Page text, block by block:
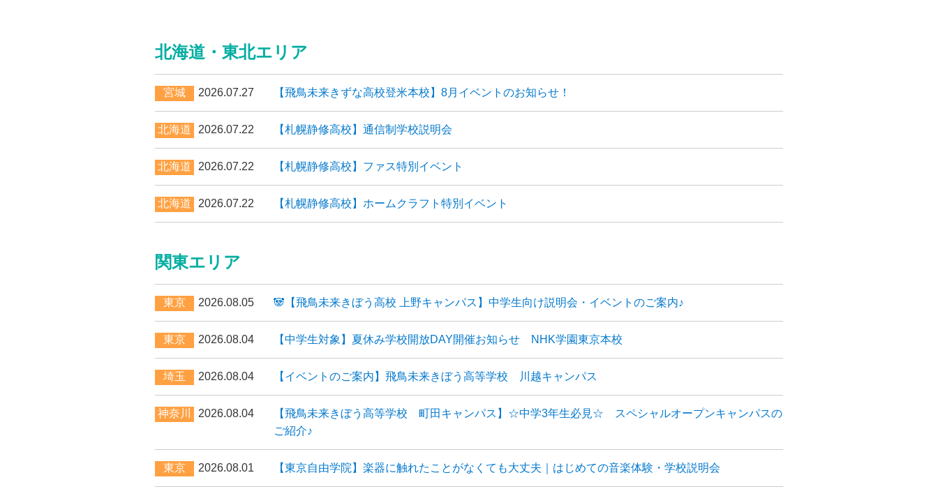
北海道・東北エリア
宮城 2026.07.27 【飛鳥未来きずな高校登米本校】8月イベントのお知らせ！
北海道 2026.07.22 【札幌静修高校】通信制学校説明会
北海道 2026.07.22 【札幌静修高校】ファス特別イベント
北海道 2026.07.22 【札幌静修高校】ホームクラフト特別イベント
関東エリア
東京 2026.08.05 🐼【飛鳥未来きぼう高校 上野キャンパス】中学生向け説明会・イベントのご案内♪
東京 2026.08.04 【中学生対象】夏休み学校開放DAY開催お知らせ NHK学園東京本校
埼玉 2026.08.04 【イベントのご案内】飛鳥未来きぼう高等学校 川越キャンパス
神奈川 2026.08.04
【飛鳥未来きぼう高等学校 町田キャンパス】☆中学3年生必見☆ スペシャルオープンキャンパスの
ご紹介♪
東京 2026.08.01 【東京自由学院】楽器に触れたことがなくても大丈夫｜はじめての音楽体験・学校説明会